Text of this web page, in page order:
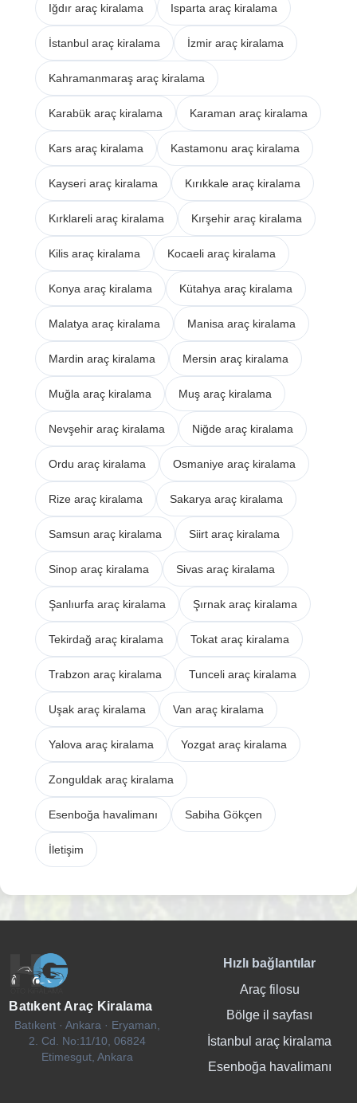
Iğdır araç kiralama Isparta araç kiralama
İstanbul araç kiralama İzmir araç kiralama
Kahramanmaraş araç kiralama
Karabük araç kiralama Karaman araç kiralama
Kars araç kiralama Kastamonu araç kiralama
Kayseri araç kiralama Kırıkkale araç kiralama
Kırklareli araç kiralama Kırşehir araç kiralama
Kilis araç kiralama Kocaeli araç kiralama
Konya araç kiralama Kütahya araç kiralama
Malatya araç kiralama Manisa araç kiralama
Mardin araç kiralama Mersin araç kiralama
Muğla araç kiralama Muş araç kiralama
Nevşehir araç kiralama Niğde araç kiralama
Ordu araç kiralama Osmaniye araç kiralama
Rize araç kiralama Sakarya araç kiralama
Samsun araç kiralama Siirt araç kiralama
Sinop araç kiralama Sivas araç kiralama
Şanlıurfa araç kiralama Şırnak araç kiralama
Tekirdağ araç kiralama Tokat araç kiralama
Trabzon araç kiralama Tunceli araç kiralama
Uşak araç kiralama Van araç kiralama
Yalova araç kiralama Yozgat araç kiralama
Zonguldak araç kiralama
Esenboğa havalimanı Sabiha Gökçen
İletişim
Batıkent Araç Kiralama
Batıkent · Ankara · Eryaman,
2. Cd. No:11/10, 06824
Etimesgut, Ankara
Hızlı bağlantılar
Araç filosu
Bölge il sayfası
İstanbul araç kiralama
Esenboğa havalimanı